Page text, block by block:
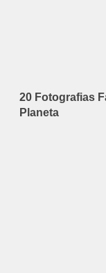
20 Fotografias
Planeta